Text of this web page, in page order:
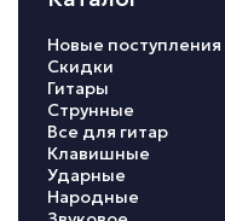
Новые поступления
Скидки
Гитары
Струнные
Все для гитар
Клавишные
Ударные
Народные